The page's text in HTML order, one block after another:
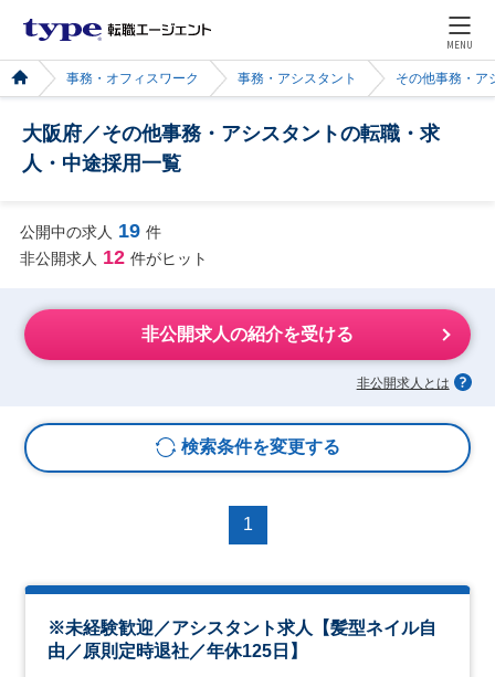
MENU
事務・オフィスワーク 事務・アシスタント その他事務・ア
大阪府／その他事務・アシスタントの転職・求
人・中途採用一覧
公開中の求人 19 件
非公開求人 12 件がヒット
非公開求人の紹介を受ける
非公開求人とは
検索条件を変更する
1
※未経験歓迎／アシスタント求人【髪型ネイル自
由／原則定時退社／年休125日】